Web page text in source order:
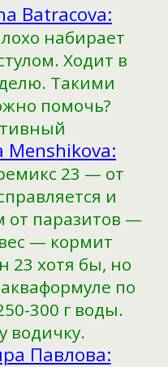
Batracova:
набирает
Ходит в
Такими
помочь?
Menshikova:
23 — от
и
от паразитов —
— кормит
23 хотя бы, но
по
300 г воды.
водичку.
Павлова: